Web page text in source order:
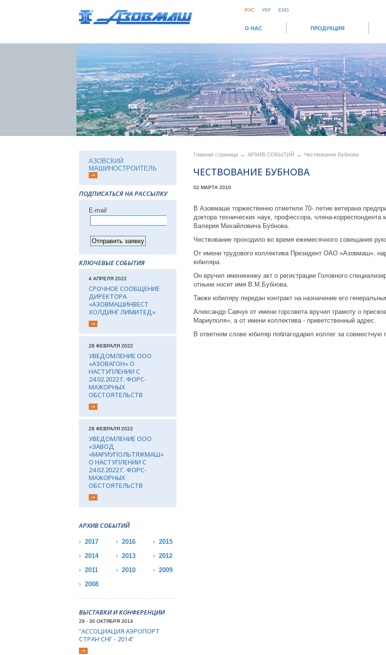
РУС УКР ENG
О НАС ПРОДУКЦИЯ
АЗОВСКИЙ
МАШИНОСТРОИТЕЛЬ
ПОДПИСАТЬСЯ НА РАССЫЛКУ
Е-mail
КЛЮЧЕВЫЕ СОБЫТИЯ
4 АПРЕЛЯ 2022
СРОЧНОЕ СООБЩЕНИЕ
ДИРЕКТОРА
«АЗОВМАШИНВЕСТ
ХОЛДИНГ ЛИМИТЕД»
28 ФЕВРАЛЯ 2022
УВЕДОМЛЕНИЕ ООО
«АЗОВАГОН» О
НАСТУПЛЕНИИ С
24.02.2022 Г. ФОРС-
МАЖОРНЫХ
ОБСТОЯТЕЛЬСТВ
28 ФЕВРАЛЯ 2022
УВЕДОМЛЕНИЕ ООО
«ЗАВОД
«МАРИУПОЛЬТЯЖМАШ»
О НАСТУПЛЕНИИ С
24.02.2022 Г. ФОРС-
МАЖОРНЫХ
ОБСТОЯТЕЛЬСТВ
АРХИВ СОБЫТИЙ
2017 2016
2015
2014
2013
2012
2011
2010
2009
2008
ВЫСТАВКИ И КОНФЕРЕНЦИИ
29 - 30 ОКТЯБРЯ 2014
"АССОЦИАЦИЯ АЭРОПОРТ
СТРАН СНГ - 2014"
Главная страница → АРХИВ СОБЫТИЙ → Чествование Бубнова
ЧЕСТВОВАНИЕ БУБНОВА
02 МАРТА 2010
В Азовмаше торжественно отметили 70- летие ветерана
доктора технических наук, профессора, члена-
Валерия Михайловича Бубнова.
Чествование проходило во время ежемесячного совещания
От имени трудового коллектива Президент ОАО «Азовмаш»,
юбиляра.
Он вручил имениннику акт о регистрации Головного
отныне носит имя В.М.Бубнова.
Также юбиляру передан контракт на назначение его
Александр Савчук от имени горсовета вручил грамоту о
Мариуполя», а от имени коллектива - приветственный адрес.
В ответном слове юбиляр поблагодарил коллег за